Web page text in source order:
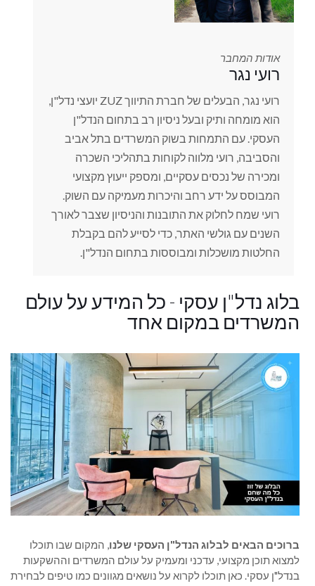
אודות המחבר
רועי נגר
רועי נגר, הבעלים של חברת התיווך ZUZ יועצי נדל"ן,
הוא מומחה ותיק ובעל ניסיון רב בתחום הנדל"ן
העסקי. עם התמחות בשוק המשרדים בתל אביב
והסביבה, רועי מלווה לקוחות בתהליכי השכרה
ומכירה של נכסים עסקיים, ומספק ייעוץ מקצועי
המבוסס על ידע רחב והיכרות מעמיקה עם השוק.
רועי שמח לחלוק את התובנות והניסיון שצבר לאורך
השנים עם גולשי האתר, כדי לסייע להם בקבלת
החלטות מושכלות ומבוססות בתחום הנדל"ן.
בלוג נדל"ן עסקי - כל המידע על עולם
המשרדים במקום אחד
ברוכים הבאים לבלוג הנדל"ן העסקי שלנו, המקום שבו תוכלו
למצוא תוכן מקצועי, עדכני ומעמיק על עולם המשרדים וההשקעות
בנדל"ן עסקי. כאן תוכלו לקרוא על נושאים מגוונים כמו טיפים לבחירת